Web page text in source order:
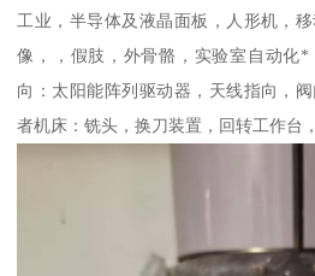
工业，半导体及液晶面板，人形机，
像，，假肢，外骨骼，实验室自动化
向：太阳能阵列驱动器，天线指向，
者机床：铣头，换刀装置，回转工作台